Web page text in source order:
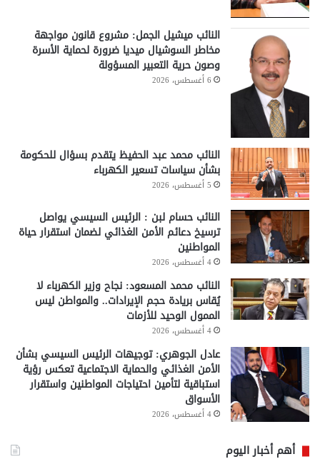
النائب ميشيل الجمل: مشروع قانون مواجهة
مخاطر السوشيال ميديا ضرورة لحماية الأسرة
وصون حرية التعبير المسؤولة
6 أغسطس، 2026
النائب محمد عبد الحفيظ يتقدم بسؤال للحكومة
بشأن سياسات تسعير الكهرباء
5 أغسطس، 2026
النائب حسام لبن : الرئيس السيسي يواصل
ترسيخ دعائم الأمن الغذائي لضمان استقرار حياة
المواطنين
4 أغسطس، 2026
النائب محمد المسعود: نجاح وزير الكهرباء لا
يُقاس بريادة حجم الإيرادات.. والمواطن ليس
الممول الوحيد للأزمات
4 أغسطس، 2026
عادل الجوهري: توجيهات الرئيس السيسي بشأن
الأمن الغذائي والحماية الاجتماعية تعكس رؤية
استباقية لتأمين احتياجات المواطنين واستقرار
الأسواق
4 أغسطس، 2026
أهم أخبار اليوم